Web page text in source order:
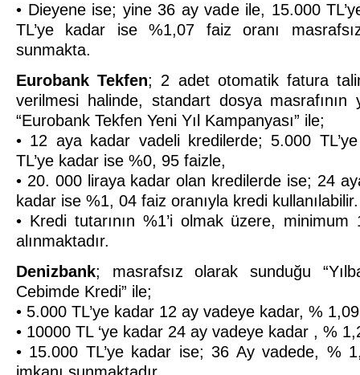
• Dieyene ise; yine 36 ay vade ile, 15.000
TL’ye kadar ise %1,07 faiz oranı
sunmakta.
Eurobank Tekfen; 2 adet otomatik fatura
verilmesi halinde, standart dosya masrafının
“Eurobank Tekfen Yeni Yıl Kampanyası” ile;
• 12 aya kadar vadeli kredilerde; 5.000
TL’ye kadar ise %0, 95 faizle,
• 20. 000 liraya kadar olan kredilerde ise; 24
kadar ise %1, 04 faiz oranıyla kredi kullanılabilir.
• Kredi tutarının %1’i olmak üzere,
alınmaktadır.
Denizbank; masrafsız olarak sunduğu
Cebimde Kredi” ile;
• 5.000 TL’ye kadar 12 ay vadeye kadar, %
• 10000 TL ‘ye kadar 24 ay vadeye kadar , %
• 15.000 TL’ye kadar ise; 36 Ay vadede, %